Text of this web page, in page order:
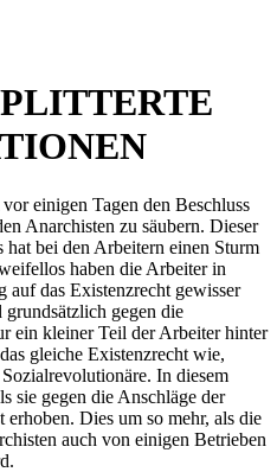
einigen Tagen den Beschluss
Anarchisten zu säubern. Dieser
bei den Arbeitern einen Sturm
haben die Arbeiter in
auf das Existenzrecht gewisser
gegen die
ein kleiner Teil der Arbeiter hinter
gleiche Existenzrecht wie,
In diesem
sie gegen die Anschläge der
Dies um so mehr, als die
auch von einigen Betrieben